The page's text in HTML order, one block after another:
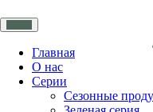
Главная
О нас
Серии
Сезонные